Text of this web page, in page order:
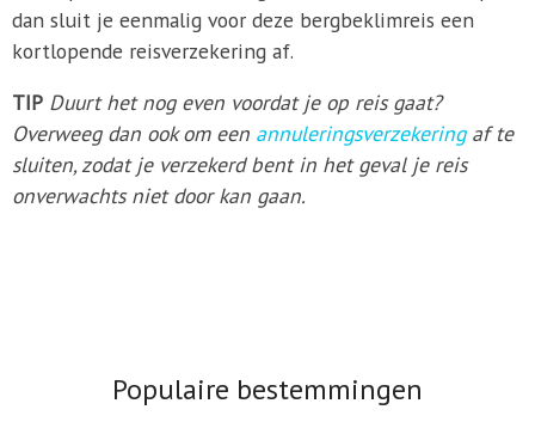
dan sluit je eenmalig voor deze bergbeklimreis een
kortlopende reisverzekering af.
TIP Duurt het nog even voordat je op reis gaat?
Overweeg dan ook om een annuleringsverzekeringaf te
sluiten, zodat je verzekerd bent in het geval je reis
onverwachts niet door kan gaan.
Populaire bestemmingen